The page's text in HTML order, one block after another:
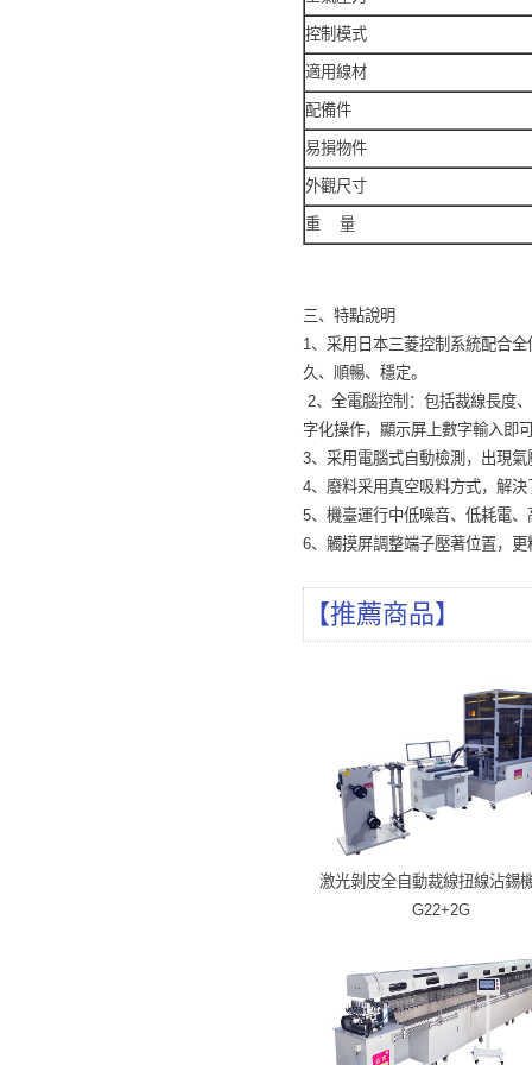
控制模式
適用線材
配備件
易損物件
外觀尺寸
重 量
三、特點說明
1、采用日本三菱控制系統配合
久、順暢、穩定。
2、全電腦控制：包括裁線長度
字化操作，顯示屏上數字輸入即
3、采用電腦式自動檢測，出現
4、廢料采用真空吸料方式，解
5、機臺運行中低噪音、低耗電
6、觸摸屏調整端子壓著位置，
【推薦商品】
激光剝皮全自動裁線扭線沾錫
G22+2G